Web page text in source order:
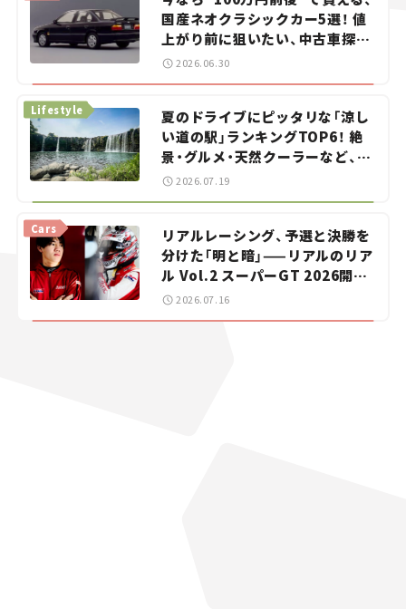
国産ネオクラシックカー5選！ 値
上がり前に狙いたい、中古車探し
をお手伝い――ちょっとイケてるマ
2026.06.30
夏のドライブにピッタリな「涼し
い道の駅」ランキングTOP6！ 絶
景・グルメ・天然クーラーなど、避
暑におすすめのスポットを紹介
【道の駅マニアの推し駅ガイド】
Lifestyle
2026.07.19
リアルレーシング、予選と決勝を
分けた「明と暗」——リアルのリア
ル Vol.2 スーパーGT 2026開幕
戦 岡山国際サーキット
Cars
2026.07.16